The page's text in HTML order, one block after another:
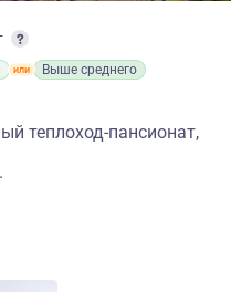
Выше среднего
теплоход-пансионат,